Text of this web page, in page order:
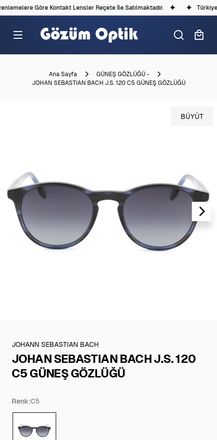
Göre Kontakt Lensler Reçete İle Satılmaktadır.
Ana Sayfa
GÜNEŞ GÖZLÜĞÜ -
JOHAN SEBASTIAN BACH J.S. 120 C5 GÜNEŞ GÖZLÜĞÜ
BÜYÜT
JOHANN SEBASTIAN BACH
JOHAN SEBASTIAN BACH J.S. 120
C5 GÜNEŞ GÖZLÜĞÜ
Renk:C5